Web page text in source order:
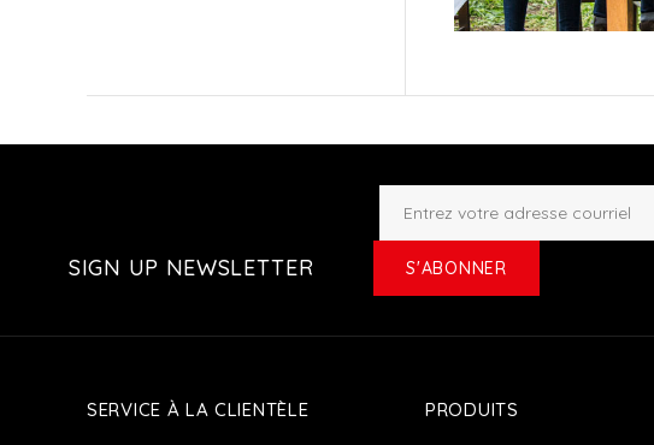
SIGN UP NEWSLETTER S'ABONNER
SERVICE À LA CLIENTÈLE PRODUITS